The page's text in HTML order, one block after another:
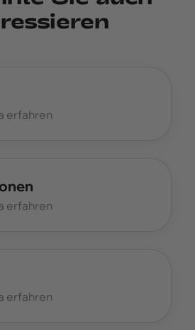
erfahren
erfahren
erfahren